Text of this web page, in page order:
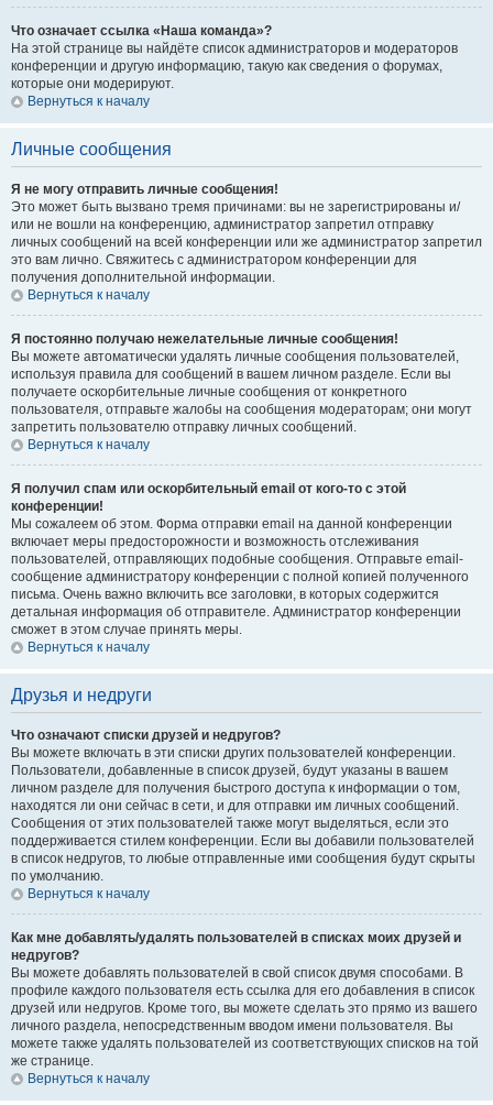
Что означает ссылка «Наша команда»?
На этой странице вы найдёте список администраторов и модераторов
конференции и другую информацию, такую как сведения о форумах,
которые они модерируют.
Вернуться к началу
Личные сообщения
Я не могу отправить личные сообщения!
Это может быть вызвано тремя причинами: вы не зарегистрированы и/
или не вошли на конференцию, администратор запретил отправку
личных сообщений на всей конференции или же администратор запретил
это вам лично. Свяжитесь с администратором конференции для
получения дополнительной информации.
Вернуться к началу
Я постоянно получаю нежелательные личные сообщения!
Вы можете автоматически удалять личные сообщения пользователей,
используя правила для сообщений в вашем личном разделе. Если вы
получаете оскорбительные личные сообщения от конкретного
пользователя, отправьте жалобы на сообщения модераторам; они могут
запретить пользователю отправку личных сообщений.
Вернуться к началу
Я получил спам или оскорбительный email от кого-то с этой
конференции!
Мы сожалеем об этом. Форма отправки email на данной конференции
включает меры предосторожности и возможность отслеживания
пользователей, отправляющих подобные сообщения. Отправьте email-
сообщение администратору конференции с полной копией полученного
письма. Очень важно включить все заголовки, в которых содержится
детальная информация об отправителе. Администратор конференции
сможет в этом случае принять меры.
Вернуться к началу
Друзья и недруги
Что означают списки друзей и недругов?
Вы можете включать в эти списки других пользователей конференции.
Пользователи, добавленные в список друзей, будут указаны в вашем
личном разделе для получения быстрого доступа к информации о том,
находятся ли они сейчас в сети, и для отправки им личных сообщений.
Сообщения от этих пользователей также могут выделяться, если это
поддерживается стилем конференции. Если вы добавили пользователей
в список недругов, то любые отправленные ими сообщения будут скрыты
по умолчанию.
Вернуться к началу
Как мне добавлять/удалять пользователей в списках моих друзей и
недругов?
Вы можете добавлять пользователей в свой список двумя способами. В
профиле каждого пользователя есть ссылка для его добавления в список
друзей или недругов. Кроме того, вы можете сделать это прямо из вашего
личного раздела, непосредственным вводом имени пользователя. Вы
можете также удалять пользователей из соответствующих списков на той
же странице.
Вернуться к началу